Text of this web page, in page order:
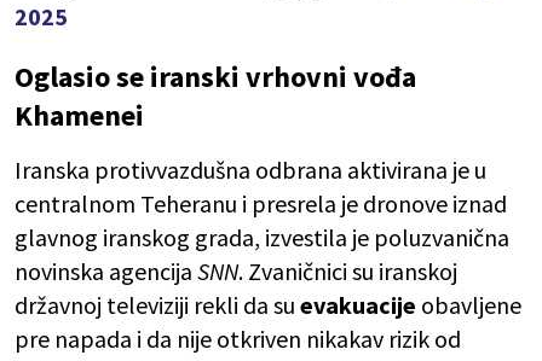
2025
Oglasio se iranski vrhovni vođa
Khamenei
Iranska protivvazdušna odbrana aktivirana je u
centralnom Teheranu i presrela je dronove iznad
glavnog iranskog grada, izvestila je poluzvanična
novinska agencija SNN. Zvaničnici su iranskoj
državnoj televiziji rekli da su evakuacije obavljene
pre napada i da nije otkriven nikakav rizik od